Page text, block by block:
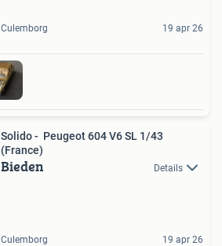
Culemborg 19 apr 26
Solido - Peugeot 604 V6 SL 1/43
(France)
Bieden Details
Culemborg 19 apr 26